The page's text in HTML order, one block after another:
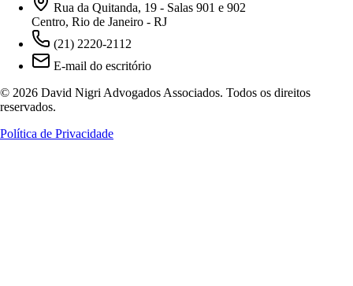
Rua da Quitanda, 19 - Salas 901 e 902
Centro, Rio de Janeiro - RJ
(21) 2220-2112
E-mail do escritório
© 2026 David Nigri Advogados Associados. Todos os direitos
reservados.
Política de Privacidade